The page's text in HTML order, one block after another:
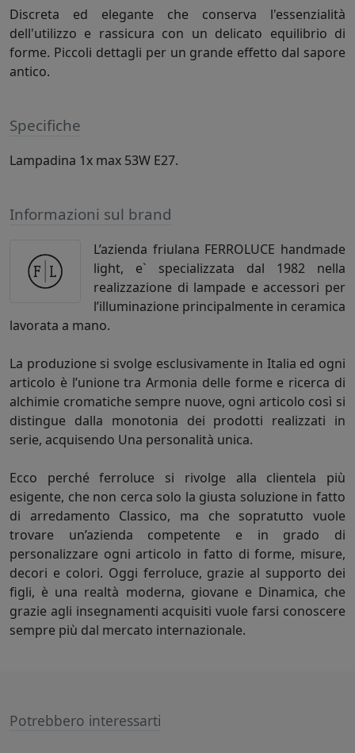
Discreta ed elegante che conserva l'essenzialità
dell'utilizzo e rassicura con un delicato equilibrio di
forme. Piccoli dettagli per un grande effetto dal sapore
antico.
Specifiche
Lampadina 1x max 53W E27.
Informazioni sul brand
L’azienda friulana FERROLUCE handmade
light, e` specializzata dal 1982 nella
realizzazione di lampade e accessori per
l’illuminazione principalmente in ceramica
lavorata a mano.
La produzione si svolge esclusivamente in Italia ed ogni
articolo è l’unione tra Armonia delle forme e ricerca di
alchimie cromatiche sempre nuove, ogni articolo così si
distingue dalla monotonia dei prodotti realizzati in
serie, acquisendo Una personalità unica.
Ecco perché ferroluce si rivolge alla clientela più
esigente, che non cerca solo la giusta soluzione in fatto
di arredamento Classico, ma che sopratutto vuole
trovare un’azienda competente e in grado di
personalizzare ogni articolo in fatto di forme, misure,
decori e colori. Oggi ferroluce, grazie al supporto dei
figli, è una realtà moderna, giovane e Dinamica, che
grazie agli insegnamenti acquisiti vuole farsi conoscere
sempre più dal mercato internazionale.
Potrebbero interessarti